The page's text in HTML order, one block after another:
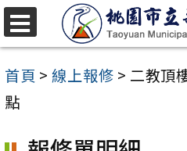
跳
至
主
要
容
首頁 >線上報修 > 二教頂
點
選
單